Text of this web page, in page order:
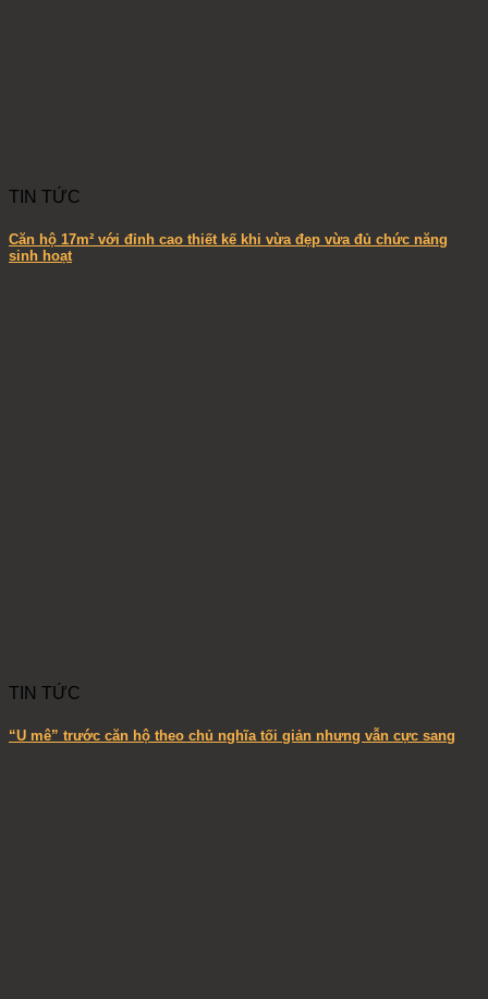
TIN TỨC
Căn hộ 17m² với đỉnh cao thiết kế khi vừa đẹp vừa đủ chức năng
sinh hoạt
TIN TỨC
“U mê” trước căn hộ theo chủ nghĩa tối giản nhưng vẫn cực sang